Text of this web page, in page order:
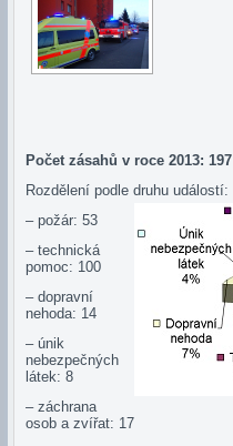
Počet zásahů v roce 2013: 197
Rozdělení podle druhu událostí:
– požár: 53
– technická
pomoc: 100
– dopravní
nehoda: 14
– únik
nebezpečných
látek: 8
– záchrana
osob a zvířat: 17